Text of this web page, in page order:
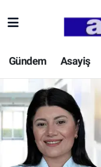
Gündem Asayiş